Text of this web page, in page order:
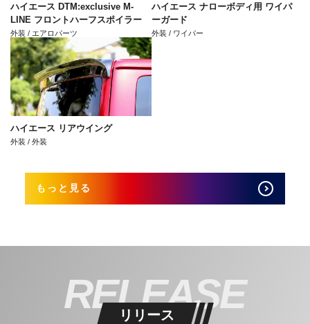
ハイエース DTM:exclusive M-
LINE フロントハーフスポイラー
外装 / エアロパーツ
ハイエース ナローボディ用 ワイパ
ーガード
外装 / ワイパー
ハイエース リアウイング
外装 / 外装
もっと見る
RELEASE
リリース